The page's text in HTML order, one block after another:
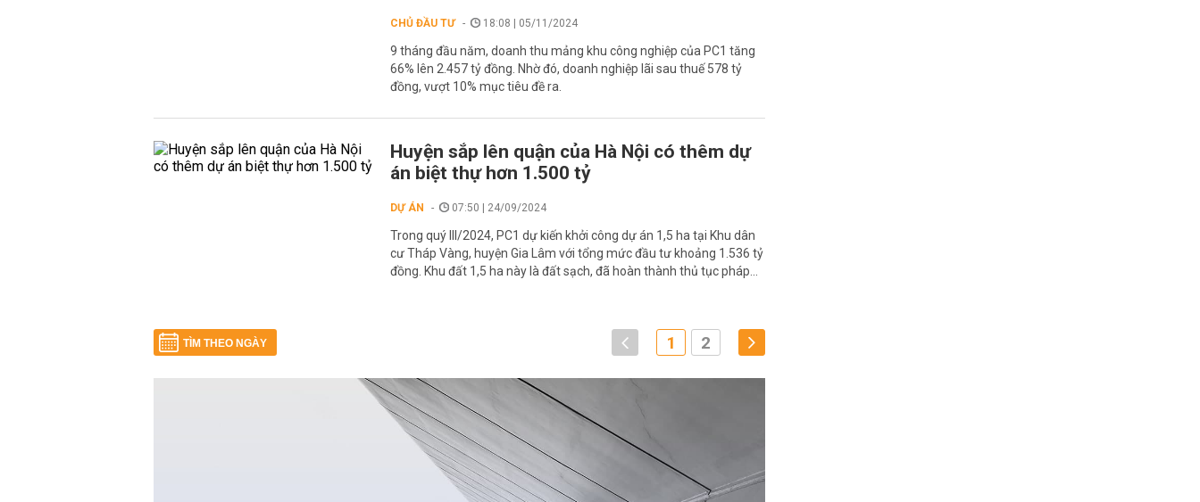
CHỦ ĐẦU TƯ 18:08 | 05/11/2024
9 tháng đầu năm, doanh thu mảng khu công nghiệp của PC1 tăng
66% lên 2.457 tỷ đồng. Nhờ đó, doanh nghiệp lãi sau thuế 578 tỷ
đồng, vượt 10% mục tiêu đề ra.
Huyện sắp lên quận của Hà Nội có thêm dự
án biệt thự hơn 1.500 tỷ
DỰ ÁN 07:50 | 24/09/2024
Trong quý III/2024, PC1 dự kiến khởi công dự án 1,5 ha tại Khu dân
cư Tháp Vàng, huyện Gia Lâm với tổng mức đầu tư khoảng 1.536 tỷ
đồng. Khu đất 1,5 ha này là đất sạch, đã hoàn thành thủ tục pháp...
TÌM THEO NGÀY 1 2